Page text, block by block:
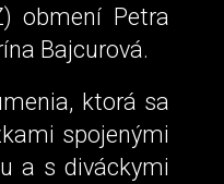
obmení Petra
Bajcurová.
ktorá sa
spojenými
a s diváckymi